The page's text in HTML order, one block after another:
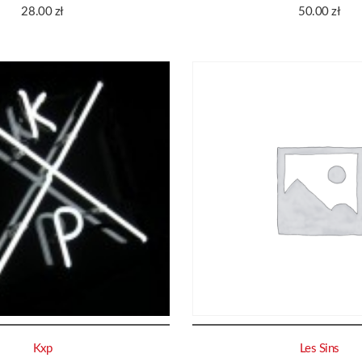
28.00 zł 50.00zł
Kxp Les Sins